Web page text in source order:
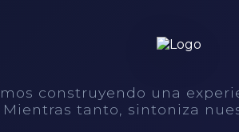
construyendo una
tanto, sintoniza